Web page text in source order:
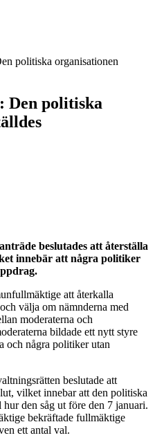
politiska organisationen
Den politiska
beslutades att återställa
innebär att några politiker
att återkalla
välja om nämnderna med
moderaterna och
bildade ett nytt styre
och några politiker utan
beslutade att
vilket innebar att den politiska
den såg ut före den 7 januari.
bekräftade fullmäktige
ett antal val.